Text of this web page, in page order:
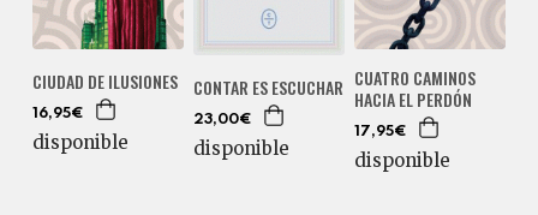
CIUDAD DE ILUSIONES
16,95€
disponible
CONTAR ES ESCUCHAR
23,00€
disponible
CUATRO CAMINOS
HACIA EL PERDÓN
17,95€
disponible